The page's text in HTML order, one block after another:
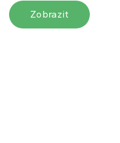
Zobrazit